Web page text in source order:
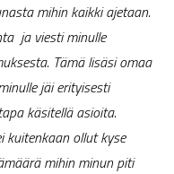
mihin kaikki ajetaan.
ja viesti minulle
Tämä lisäsi omaa
jäi erityisesti
käsitellä asioita.
kuitenkaan ollut kyse
mihin minun piti